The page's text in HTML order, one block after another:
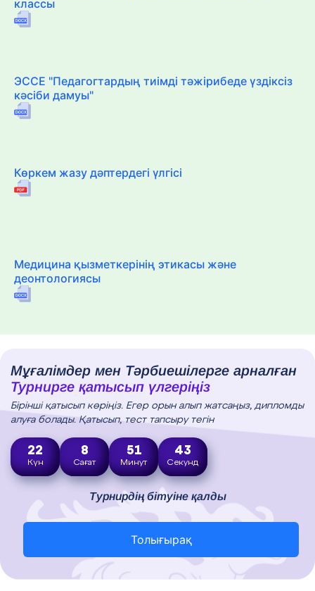
классы
ЭССЕ "Педагогтардың тиімді тәжірибеде үздіксіз
кәсіби дамуы"
Көркем жазу дәптердегі үлгісі
Медицина қызметкерінің этикасы және
деонтологиясы
Мұғалімдер мен Тәрбиешілерге арналған
Турнирге қатысып үлгеріңіз
Бірінші қатысып көріңіз. Егер орын алып жатсаңыз, дипломды
алуға болады. Қатысып, тест тапсыру тегін
22
Күн
8
Сағат
51
Минут
42
Секунд
Турнирдің бітуіне қалды
Толығырақ